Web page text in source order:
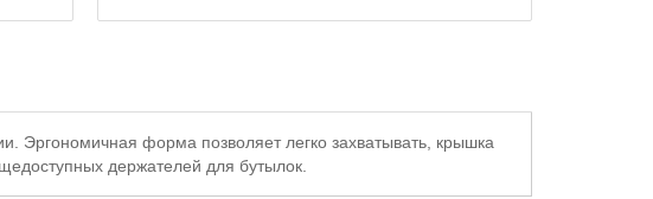
Эргономичная форма позволяет легко захватывать, крышка
держателей для бутылок.